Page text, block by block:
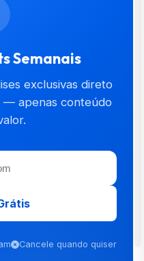
Semanais
exclusivas direto
— apenas conteúdo
Cancele quando quiser